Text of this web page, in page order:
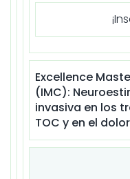
Excellence
(IMC):
invasiva en los
TOC y en el dolor